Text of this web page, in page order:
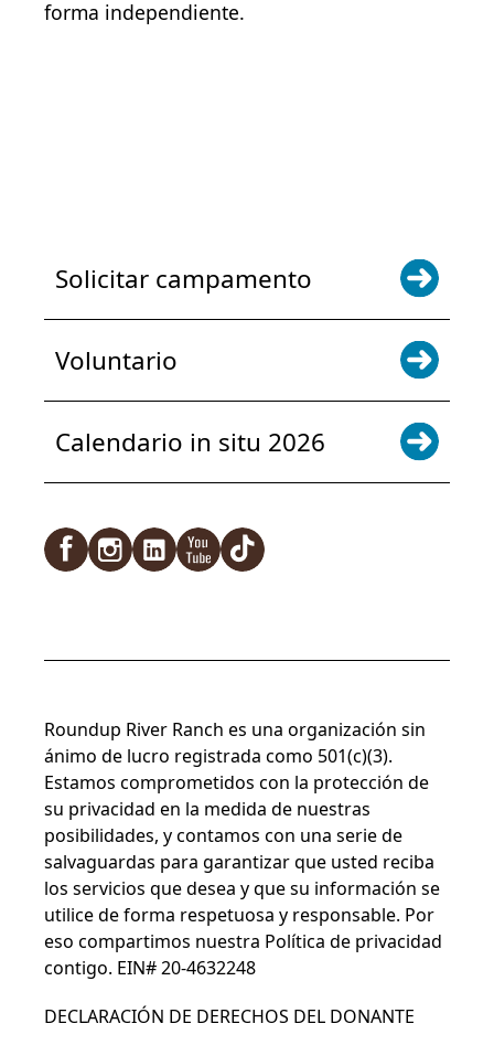
forma independiente.
Solicitar campamento
Voluntario
Calendario in situ 2026
Roundup River Ranch es una organización sin
ánimo de lucro registrada como 501(c)(3).
Estamos comprometidos con la protección de
su privacidad en la medida de nuestras
posibilidades, y contamos con una serie de
salvaguardas para garantizar que usted reciba
los servicios que desea y que su información se
utilice de forma respetuosa y responsable. Por
eso compartimos nuestra Política de privacidad
contigo. EIN# 20-4632248
DECLARACIÓN DE DERECHOS DEL DONANTE